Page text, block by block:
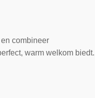
combineer
warm welkom biedt.